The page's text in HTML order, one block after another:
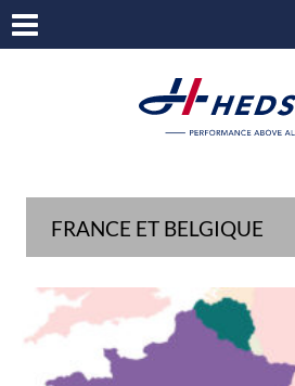
FRANCE ET BELGIQUE